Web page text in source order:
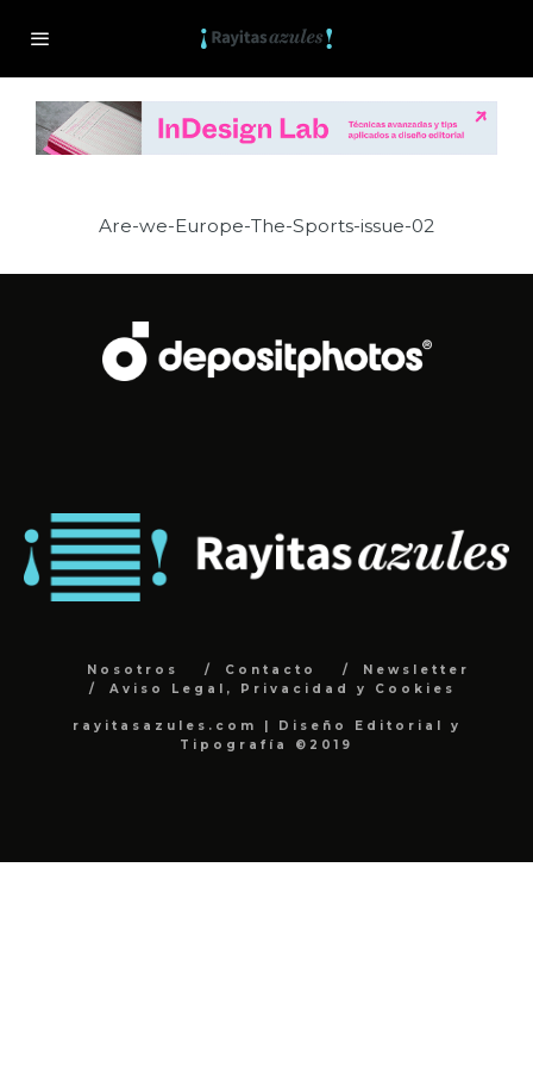
Are-we-Europe-The-Sports-issue-02
Nosotros Contacto
Newsletter
Aviso Legal, Privacidad y Cookies
rayitasazules.com | Diseño Editorial y
Tipografía ©2019